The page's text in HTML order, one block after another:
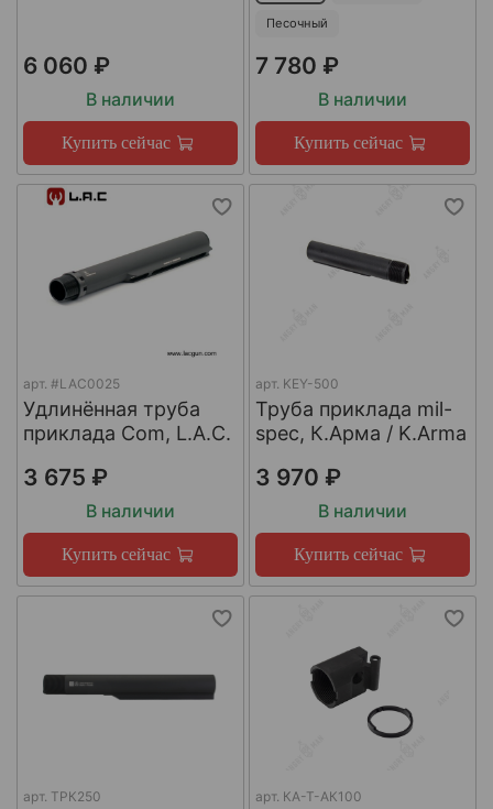
6 060 ₽
В наличии
Купить сейчас
Песочный
7 780 ₽
В наличии
Купить сейчас
арт. #LAC0025
Удлинённая труба
приклада Com, L.A.C.
3 675 ₽
В наличии
Купить сейчас
арт. KEY-500
Труба приклада mil-
spec, К.Арма / K.Arma
3 970 ₽
В наличии
Купить сейчас
арт. ТРК250 арт. КА-Т-АК100